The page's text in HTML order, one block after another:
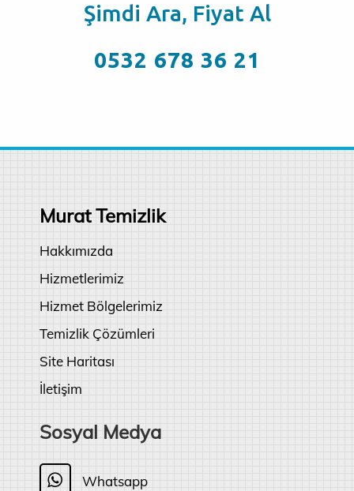
Şimdi Ara, Fiyat Al
0532 678 36 21
Murat Temizlik
Hakkımızda
Hizmetlerimiz
Hizmet Bölgelerimiz
Temizlik Çözümleri
Site Haritası
İletişim
Sosyal Medya
Whatsapp